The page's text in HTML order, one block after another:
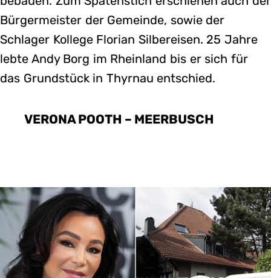
Bürgermeister der Gemeinde, sowie der
Schlager Kollege Florian Silbereisen. 25 Jahre
lebte Andy Borg im Rheinland bis er sich für
das Grundstück in Thyrnau entschied.
VERONA POOTH – MEERBUSCH